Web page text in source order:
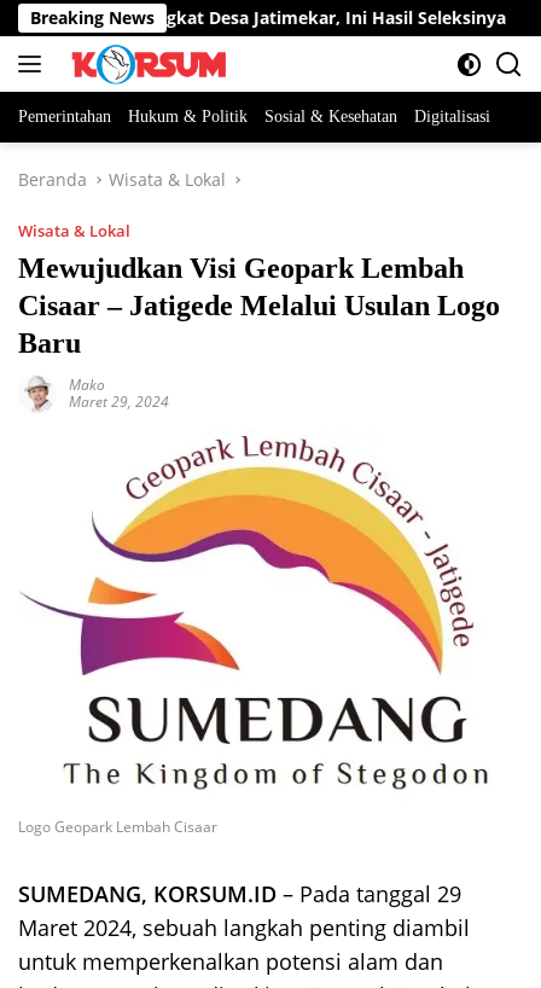
Langsung
ke
konten
Breaking News
Perangkat Desa Jatimekar, Ini Hasil Seleksinya
Pemerintahan Hukum & Politik Sosial & Kesehatan Digitalisasi
Beranda Wisata & Lokal
Wisata & Lokal
Mewujudkan Visi Geopark Lembah
Cisaar – Jatigede Melalui Usulan Logo
Baru
Mako
Maret 29, 2024
Logo Geopark Lembah Cisaar
SUMEDANG, KORSUM.ID – Pada tanggal 29
Maret 2024, sebuah langkah penting diambil
untuk memperkenalkan potensi alam dan